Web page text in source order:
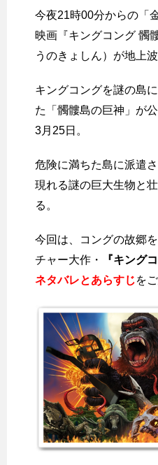
今夜21時00分からの「
映画『キングコング 髑
うのきょしん）が地上
キングコングを謎の島
た「髑髏島の巨神」が
3月25日。
危険に満ちた島に派遣
現れる謎の巨大生物と
る。
今回は、コングの故郷
チャー大作・
『キング
ネタバレとあらすじを